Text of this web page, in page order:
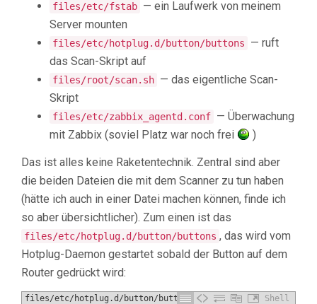
files/etc/fstab — ein Laufwerk von meinem
Server mounten
files/etc/hotplug.d/button/buttons
— ruft
das Scan-Skript auf
files/root/scan.sh — das eigentliche Scan-
Skript
files/etc/zabbix_agentd.conf — Überwachung
mit Zabbix (soviel Platz war noch frei
)
Das ist alles keine Raketentechnik. Zentral sind aber
die beiden Dateien die mit dem Scanner zu tun haben
(hätte ich auch in einer Datei machen können, finde ich
so aber übersichtlicher). Zum einen ist das
files/etc/hotplug.d/button/buttons , das wird vom
Hotplug-Daemon gestartet sobald der Button auf dem
Router gedrückt wird:
files/etc/hotplug.d/button/buttons
Shell